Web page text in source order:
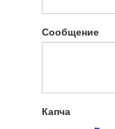
Сообщение
Капча